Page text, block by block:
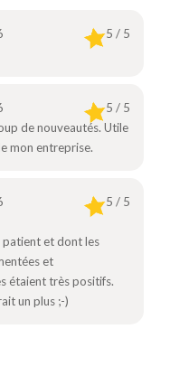
5 / 5
5 / 5
de nouveautés. Utile
mon entreprise.
5 / 5
patient et dont les
et
étaient très positifs.
un plus ;-)